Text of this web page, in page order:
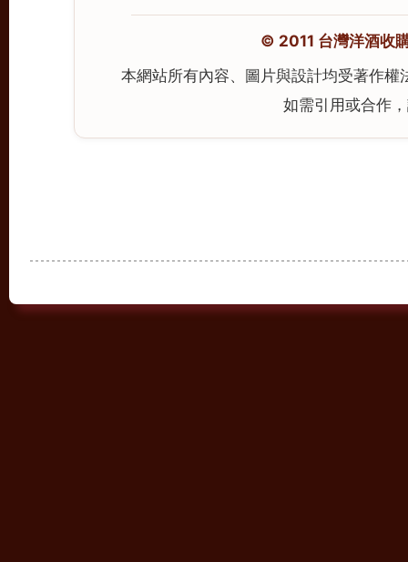
© 2011 台灣洋酒收
本網站所有內容、圖片與設計均受著作
如需引用或合作